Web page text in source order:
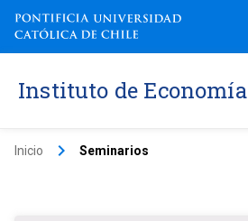
Instituto de Economía
Inicio keyboard_arrow_right Seminarios